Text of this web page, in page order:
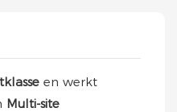
en werkt
Multi-site